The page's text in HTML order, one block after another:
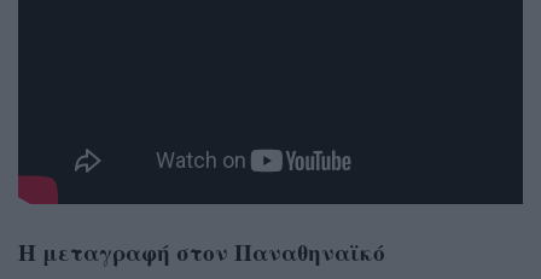
Η μεταγραφή στον Παναθηναϊκό